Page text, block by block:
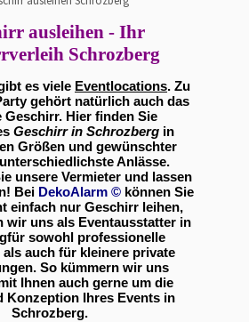
ausleihen - Ihr
Schrozberg
es viele Eventlocations. Zu
gehört natürlich auch das
Geschirr. Hier finden Sie
Geschirr in Schrozberg in
Größen und gewünschter
Anlässe.
unsere Vermieter und lassen
Bei DekoAlarm ©können Sie
einfach nur Geschirr leihen,
wir uns als Eventausstatter in
sowohl professionelle
als auch für kleinere private
So kümmern wir uns
Ihnen auch gerne um die
Konzeption Ihres Events in
Schrozberg.